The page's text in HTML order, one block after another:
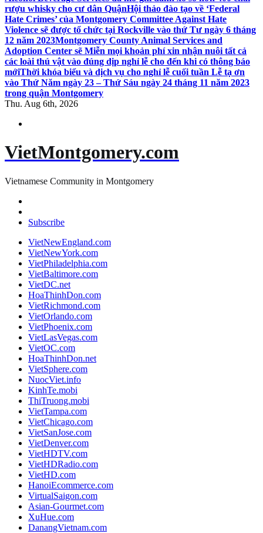
rượu whisky cho cư dân QuậnHội thảo đào tạo về ‘Federal
Hate Crimes’ của Montgomery Committee Against Hate
Violence sẽ được tổ chức tại Rockville vào thứ Tư ngày 6 tháng
12 năm 2023Montgomery County Animal Services and
Adoption Center sẽ Miễn mọi khoản phí xin nhận nuôi tất cả
các loài thú vật vào đúng dịp nghỉ lễ cho đến khi có thông báo
mớiThời khóa biểu và dịch vụ cho nghỉ lễ cuối tuần Lễ tạ ơn
vào Thứ Năm ngày 23 – Thứ Sáu ngày 24 tháng 11 năm 2023
trong quận Montgomery
Thu. Aug 6th, 2026
VietMontgomery.com
Vietnamese Community in Montgomery
Subscribe
VietNewEngland.com
VietNewYork.com
VietPhiladelphia.com
VietBaltimore.com
VietDC.net
HoaThinhDon.com
VietRichmond.com
VietOrlando.com
VietPhoenix.com
VietLasVegas.com
VietOC.com
HoaThinhDon.net
VietSphere.com
NuocViet.info
KinhTe.mobi
ThiTruong.mobi
VietTampa.com
VietChicago.com
VietSanJose.com
VietDenver.com
VietHDTV.com
VietHDRadio.com
VietHD.com
HanoiEcommerce.com
VirtualSaigon.com
Asian-Gourmet.com
XuHue.com
DanangVietnam.com